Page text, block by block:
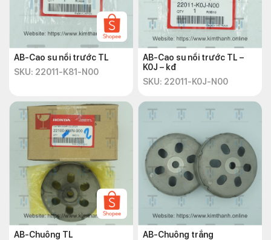
AB-Cao su nồi trước TL
SKU: 22011-K81-N00
AB-Cao su nồi trước TL –
K0J – kđ
SKU: 22011-K0J-N00
AB-Chuông TL
AB-Chuông trắng